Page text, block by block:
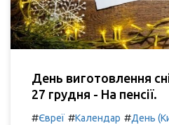
День виготовлення
27 грудня - На пенсії.
#Євреї #Календар #День